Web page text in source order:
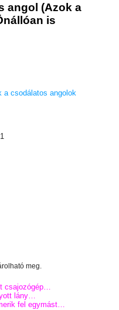
angol (Azok a
is
a csodálatos angolok
meg.
csajozógép…
lány…
fel egymást…